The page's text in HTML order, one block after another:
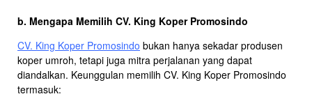
b. Mengapa Memilih CV. King Koper Promosindo
CV. King Koper Promosindo bukan hanya sekadar produsen
koper umroh, tetapi juga mitra perjalanan yang dapat
diandalkan. Keunggulan memilih CV. King Koper Promosindo
termasuk: